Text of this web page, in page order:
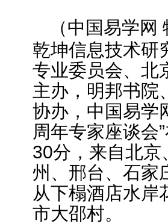
（中国易学网
乾坤信息技术研
专业委员会、北
主办，明邦书院
协办，中国易学
周年专家座谈会
30分，来自北
州、邢台、石家
从下榻酒店水
市大邵村。